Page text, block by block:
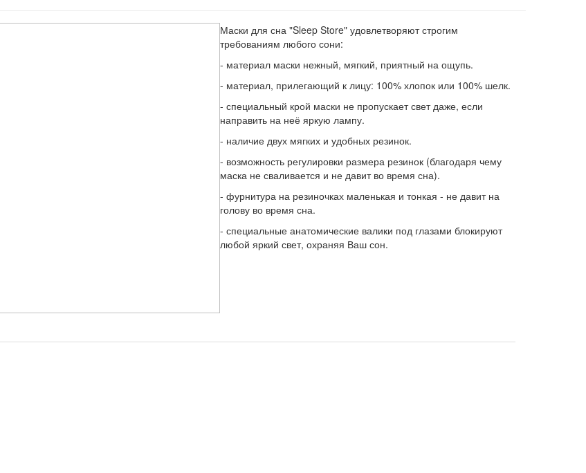
Маски для сна "Sleep Store" удовлетворяют строгим
требованиям любого сони:
- материал маски нежный, мягкий, приятный на ощупь.
- материал, прилегающий к лицу: 100% хлопок или 100% шелк.
- специальный крой маски не пропускает свет даже, если
направить на неё яркую лампу.
- наличие двух мягких и удобных резинок.
- возможность регулировки размера резинок (благодаря чему
маска не сваливается и не давит во время сна).
- фурнитура на резиночках маленькая и тонкая - не давит на
голову во время сна.
- специальные анатомические валики под глазами блокируют
любой яркий свет, охраняя Ваш сон.